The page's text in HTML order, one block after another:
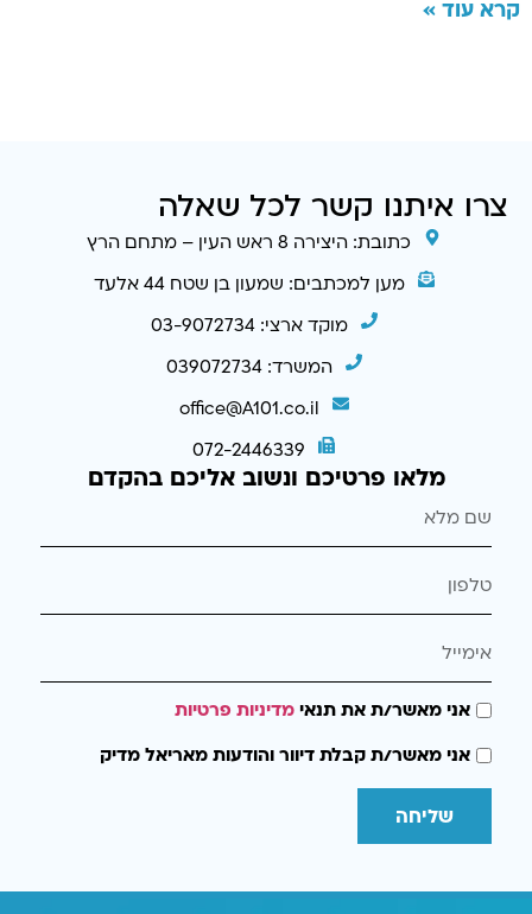
קרא עוד »
צרו איתנו קשר לכל שאלה
כתובת: היצירה 8 ראש העין – מתחם הרץ
מען למכתבים: שמעון בן שטח 44 אלעד
מוקד ארצי: 03-9072734
המשרד: 039072734
office@A101.co.il
072-2446339
מלאו פרטיכם ונשוב אליכם בהקדם
אני מאשר/ת את תנאימדיניות פרטיות
אני מאשר/ת קבלת דיוור והודעות מאריאל מדיק
שליחה